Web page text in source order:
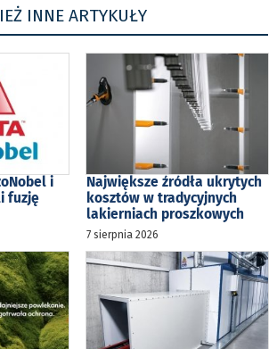
INNE ARTYKUŁY
i
fuzję
Największe źródła ukrytych
kosztów w tradycyjnych
lakierniach proszkowych
7 sierpnia 2026